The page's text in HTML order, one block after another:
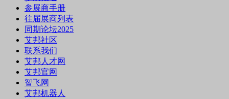
参展商手册
往届展商列表
同期论坛2025
艾邦社区
联系我们
艾邦人才网
艾邦官网
智飞网
艾邦机器人